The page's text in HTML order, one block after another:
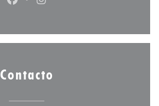
Facebook ((abre en una nueva
Instagram ((abre en una
Contacto